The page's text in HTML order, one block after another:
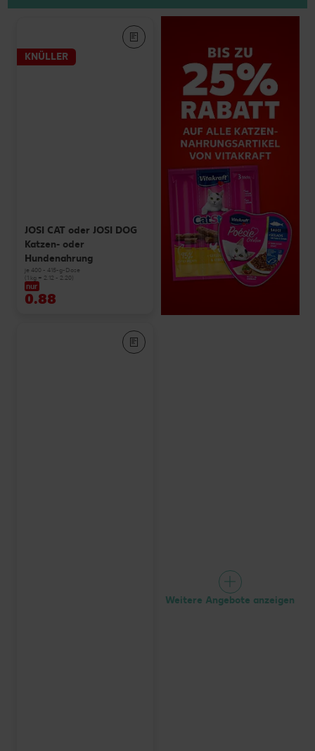
KNÜLLER
JOSI CAT oder JOSI DOG
Katzen- oder
Hundenahrung
je 400 - 415-g-Dose
(1 kg = 2.12 - 2.20)
nur
0.88
Weitere Angebote anzeigen